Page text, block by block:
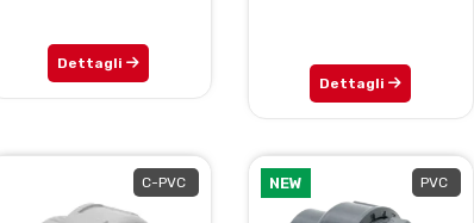
Dettagli
Dettagli
C-PVC NEW PVC